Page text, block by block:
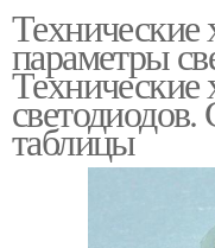
Технические
параметры
Технические
таблицы